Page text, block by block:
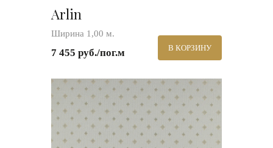
Arlin
Ширина 1,00 м.
7 455 руб./пог.м В КОРЗИНУ